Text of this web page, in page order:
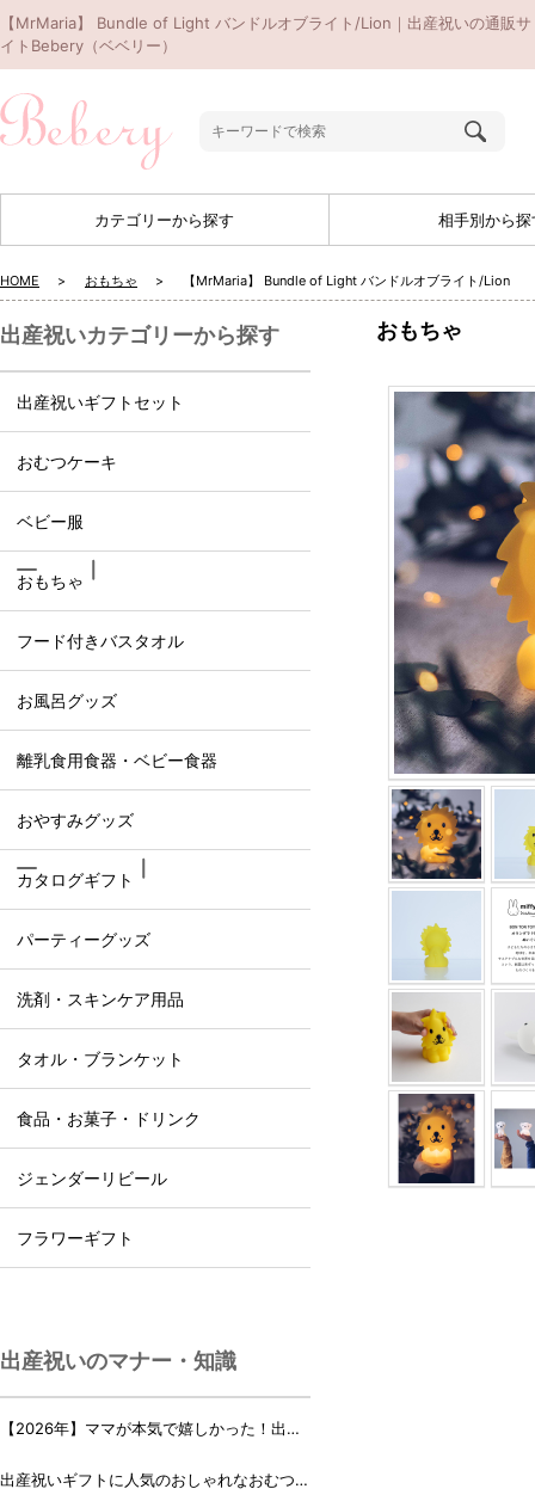
【MrMaria】 Bundle of Light バンドルオブライト/Lion｜出産祝いの通販サ
イトBebery（ベベリー）
カテゴリーから探す 相手別から探
HOME おもちゃ 【MrMaria】 Bundle of Light バンドルオブライト/Lion
おもちゃ
出産祝いカテゴリーから探す
出産祝いギフトセット
おむつケーキ
ベビー服
おもちゃ
フード付きバスタオル
お風呂グッズ
離乳食用食器・ベビー食器
おやすみグッズ
カタログギフト
パーティーグッズ
洗剤・スキンケア用品
タオル・ブランケット
食品・お菓子・ドリンク
ジェンダーリビール
フラワーギフト
出産祝いのマナー・知識
【2026年】ママが本気で嬉しかった！出産
出産祝いギフトに人気のおしゃれなおむつケ